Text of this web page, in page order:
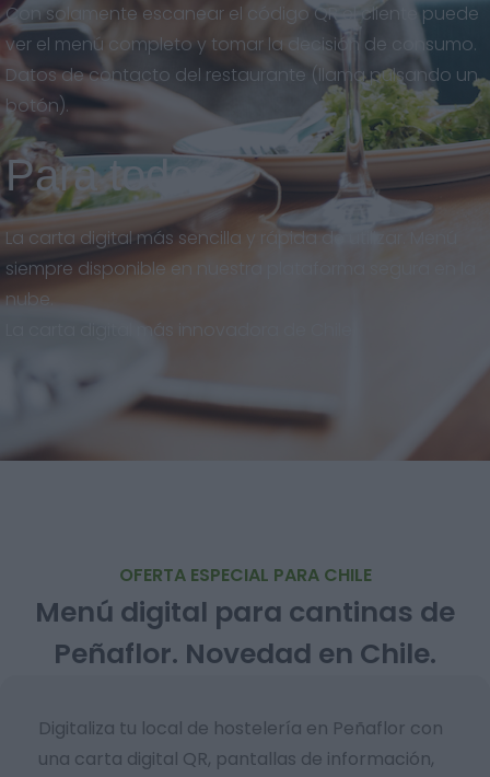
Con solamente escanear el código QR el cliente puede
ver el menú completo y tomar la decisión de consumo.
Datos de contacto del restaurante (llama pulsando un
botón).
Para todos
La carta digital más sencilla y rápida de utilizar. Menú
siempre disponible en nuestra plataforma segura en la
nube.
La carta digital más innovadora de Chile.
OFERTA ESPECIAL PARA CHILE
Menú digital para cantinas de
Peñaflor. Novedad en Chile.
Digitaliza tu local de hostelería en Peñaflor con
una carta digital QR, pantallas de información,